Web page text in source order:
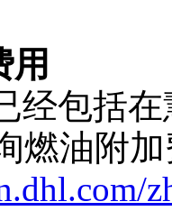
用
经包括
燃油附